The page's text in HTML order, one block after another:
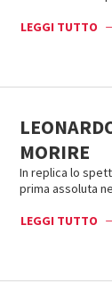
LEGGI TUTTO
MORIRE
In replica lo
prima assoluta
LEGGI TUTTO